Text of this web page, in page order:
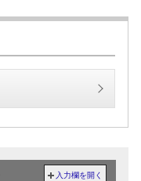
入力欄を開く